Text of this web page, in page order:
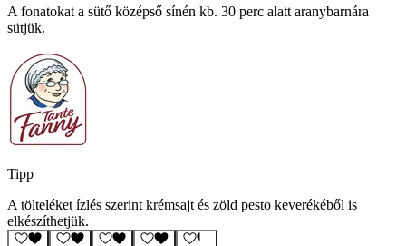
A fonatokat a sütő középső sínén kb. 30 perc alatt aranybarnára
sütjük.
Tipp
A tölteléket ízlés szerint krémsajt és zöld pesto keverékéből is
elkészíthetjük.